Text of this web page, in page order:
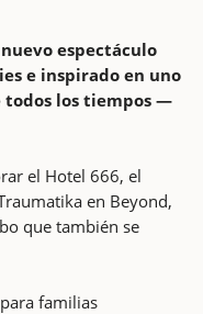
espectáculo
e inspirado en uno
todos los tiempos —
el Hotel 666, el
en Beyond,
que también se
familias